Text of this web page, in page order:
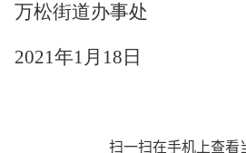
万松街道办事处
2021年1月18日
扫一扫在手机上查看